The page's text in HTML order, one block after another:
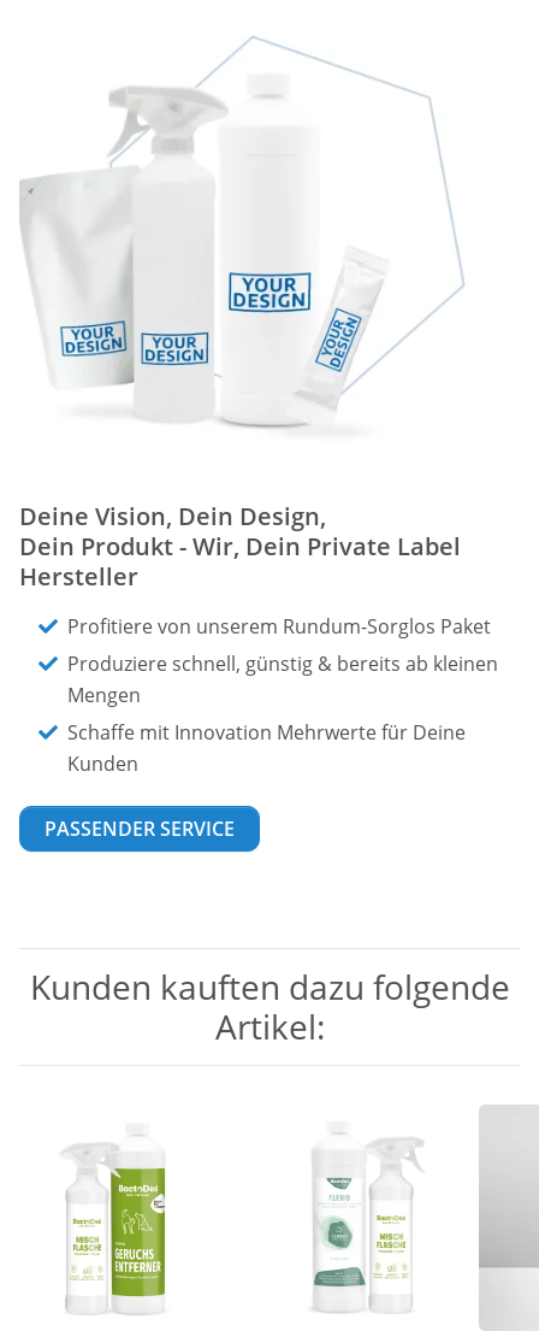
Deine Vision, Dein Design,
Dein Produkt - Wir, Dein Private Label
Hersteller
Profitiere von unserem Rundum-Sorglos Paket
Produziere schnell, günstig & bereits ab kleinen
Mengen
Schaffe mit Innovation Mehrwerte für Deine
Kunden
PASSENDER SERVICE
Kunden kauften dazu folgende
Artikel: